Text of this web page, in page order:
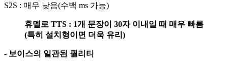
S2S : 매우 낮음(수백 ms 가능)
휴멜로 TTS : 1개 문장이 30자 이내일 때 매우 빠름
(특히 설치형이면 더욱 유리)
- 보이스의 일관된 퀄리티